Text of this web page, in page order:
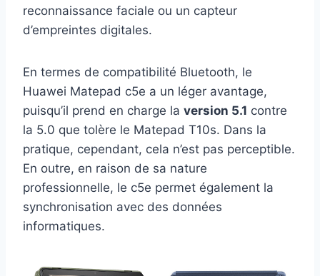
reconnaissance faciale ou un capteur
d’empreintes digitales.
En termes de compatibilité Bluetooth, le
Huawei Matepad c5e a un léger avantage,
puisqu’il prend en charge la version 5.1 contre
la 5.0 que tolère le Matepad T10s. Dans la
pratique, cependant, cela n’est pas perceptible.
En outre, en raison de sa nature
professionnelle, le c5e permet également la
synchronisation avec des données
informatiques.